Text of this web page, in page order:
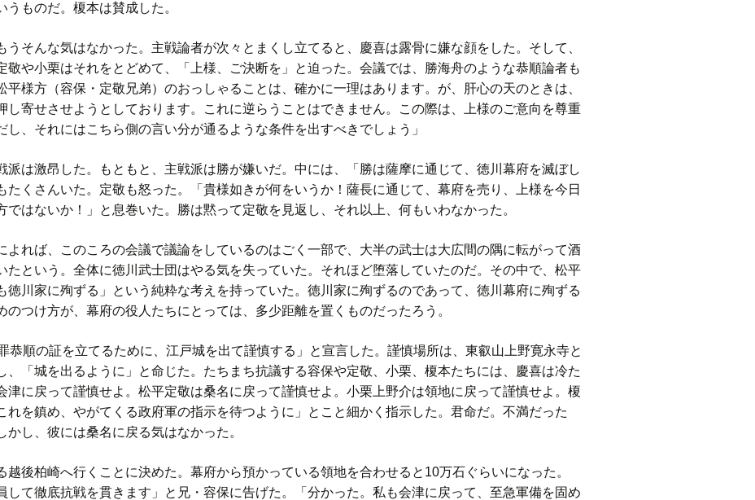
ものだ。榎本は賛成した。
そんな気はなかった。主戦論者が次々とまくし立てると、慶喜は露骨に嫌な顔をした。そして、
敬や小栗はそれをとどめて、「上様、ご決断を」と迫った。会議では、勝海舟のような恭順論者も
平様方（容保・定敬兄弟）のおっしゃることは、確かに一理はあります。が、肝心の天のときは、
し寄せさせようとしております。これに逆らうことはできません。この際は、上様のご意向を尊重
し、それにはこちら側の言い分が通るような条件を出すべきでしょう」
は激昂した。もともと、主戦派は勝が嫌いだ。中には、「勝は薩摩に通じて、徳川幕府を滅ぼし
たくさんいた。定敬も怒った。「貴様如きが何をいうか！薩長に通じて、幕府を売り、上様を今日
はないか！」と息巻いた。勝は黙って定敬を見返し、それ以上、何もいわなかった。
れば、このころの会議で議論をしているのはごく一部で、大半の武士は大広間の隅に転がって酒
たという。全体に徳川武士団はやる気を失っていた。それほど堕落していたのだ。その中で、松平
徳川家に殉ずる」という純粋な考えを持っていた。徳川家に殉ずるのであって、徳川幕府に殉ずる
つけ方が、幕府の役人たちにとっては、多少距離を置くものだったろう。
順の証を立てるために、江戸城を出て謹慎する」と宣言した。謹慎場所は、東叡山上野寛永寺と
、「城を出るように」と命じた。たちまち抗議する容保や定敬、小栗、榎本たちには、慶喜は冷た
津に戻って謹慎せよ。松平定敬は桑名に戻って謹慎せよ。小栗上野介は領地に戻って謹慎せよ。榎
れを鎮め、やがてくる政府軍の指示を待つように」とこと細かく指示した。君命だ。不満だった
し、彼には桑名に戻る気はなかった。
後柏崎へ行くことに決めた。幕府から預かっている領地を合わせると10万石ぐらいになった。
して徹底抗戦を貫きます」と兄・容保に告げた。「分かった。私も会津に戻って、至急軍備を固め